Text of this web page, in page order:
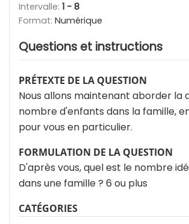
Intervalle: 1 - 8
Format: Numérique
Questions et instructions
PRÉTEXTE DE LA QUESTION
Nous allons maintenant aborder la
nombre d'enfants dans la famille,
pour vous en particulier.
FORMULATION DE LA QUESTION
D'après vous, quel est le nombre
dans une famille ? 6 ou plus
CATÉGORIES